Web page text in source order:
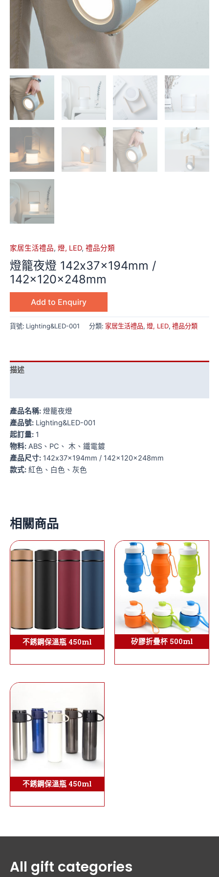
家居生活禮品, 燈, LED, 禮品分類
燈籠夜燈 142x37x194mm /
142x120x248mm
Add to Enquiry
貨號: Lighting&LED-001 分類: 家居生活禮品, 燈, LED, 禮品分類
描述
產品名稱: 燈籠夜燈
產品號: Lighting&LED-001
起訂量: 1
物料: ABS、PC、 木、鐵電鍍
產品尺寸: 142x37x194mm / 142x120x248mm
款式: 紅色、白色、灰色
相關商品
不銹鋼保溫瓶 450ml 矽膠折疊杯 500ml
不銹鋼保溫瓶 450ml
All gift categories